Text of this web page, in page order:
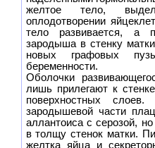
желтое тело,
оплодотворении
тело развивается, а
зародыша в стенку
новых графовых
беременности.
Оболочки
лишь прилегают к
поверхностных
зародышевой части
аллантоиса с серозой,
в толщу стенок матки.
желтка яйца и